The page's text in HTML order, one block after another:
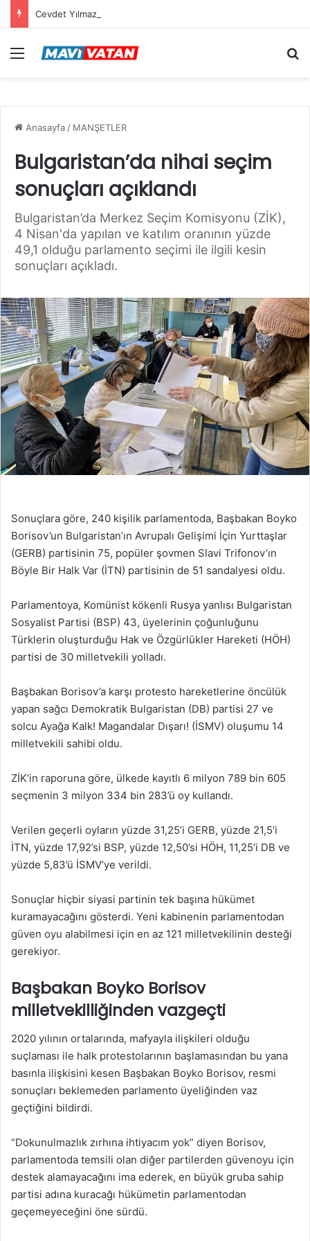
Menü
Anasayfa / MANŞETLER
Bulgaristan’da nihai seçim
sonuçları açıklandı
Bulgaristan’da Merkez Seçim Komisyonu (ZİK),
4 Nisan'da yapılan ve katılım oranının yüzde
49,1 olduğu parlamento seçimi ile ilgili kesin
sonuçları açıkladı.
Sonuçlara göre, 240 kişilik parlamentoda, Başbakan Boyko
Borisov’un Bulgaristan’ın Avrupalı Gelişimi İçin Yurttaşlar
(GERB) partisinin 75, popüler şovmen Slavi Trifonov’ın
Böyle Bir Halk Var (İTN) partisinin de 51 sandalyesi oldu.
Parlamentoya, Komünist kökenli Rusya yanlısı Bulgaristan
Sosyalist Partisi (BSP) 43, üyelerinin çoğunluğunu
Türklerin oluşturduğu Hak ve Özgürlükler Hareketi (HÖH)
partisi de 30 milletvekili yolladı.
Başbakan Borisov’a karşı protesto hareketlerine öncülük
yapan sağcı Demokratik Bulgaristan (DB) partisi 27 ve
solcu Ayağa Kalk! Magandalar Dışarı! (İSMV) oluşumu 14
milletvekili sahibi oldu.
ZİK’in raporuna göre, ülkede kayıtlı 6 milyon 789 bin 605
seçmenin 3 milyon 334 bin 283’ü oy kullandı.
Verilen geçerli oyların yüzde 31,25’i GERB, yüzde 21,5’i
İTN, yüzde 17,92’si BSP, yüzde 12,50’si HÖH, 11,25’i DB ve
yüzde 5,83’ü İSMV’ye verildi.
Sonuçlar hiçbir siyasi partinin tek başına hükümet
kuramayacağını gösterdi. Yeni kabinenin parlamentodan
güven oyu alabilmesi için en az 121 milletvekilinin desteği
gerekiyor.
Başbakan Boyko Borisov
milletvekilliğinden vazgeçti
2020 yılının ortalarında, mafyayla ilişkileri olduğu
suçlaması ile halk protestolarının başlamasından bu yana
basınla ilişkisini kesen Başbakan Boyko Borisov, resmi
sonuçları beklemeden parlamento üyeliğinden vaz
geçtiğini bildirdi.
“Dokunulmazlık zırhına ihtiyacım yok” diyen Borisov,
parlamentoda temsili olan diğer partilerden güvenoyu için
destek alamayacağını ima ederek, en büyük gruba sahip
partisi adına kuracağı hükümetin parlamentodan
geçemeyeceğini öne sürdü.